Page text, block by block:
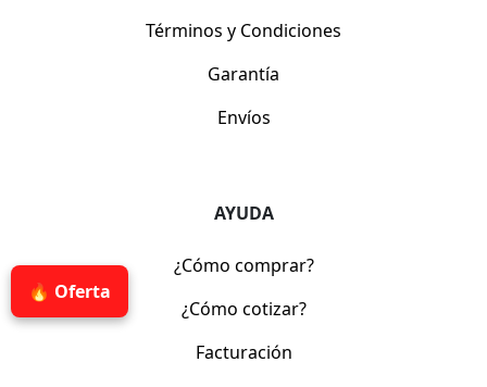
🔥 Oferta
Términos y Condiciones
Garantía
Envíos
AYUDA
¿Cómo comprar?
¿Cómo cotizar?
Facturación